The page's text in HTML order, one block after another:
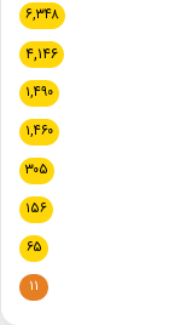
۶,۳۴۸
۴,۱۴۶
۱,۴۹۰
۱,۴۶۰
۳۰۵
۱۵۶
۶۵
۱۱